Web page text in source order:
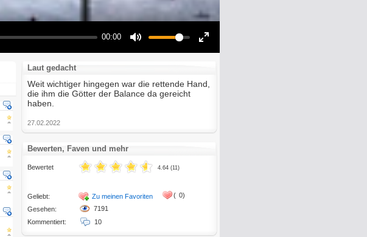
00:00
Laut gedacht
Weit wichtiger hingegen war die rettende Hand,
die ihm die Götter der Balance da gereicht
haben.
27.02.2022
Bewerten, Faven und mehr
Bewertet
Geliebt:
Gesehen:
Kommentiert:
4.64 (11)
Zu meinen Favoriten
7191
10
( 0)